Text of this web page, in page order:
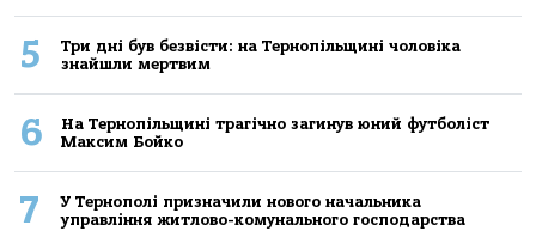
5
Три дні був безвісти: на Тернопільщині чоловіка
знайшли мертвим
6
На Тернопільщині трагічно загинув юний футболіст
Максим Бойко
7
У Тернополі призначили нового начальника
управління житлово-комунального господарства